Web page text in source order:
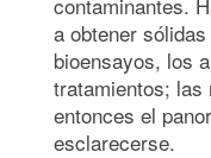
a obtener
bioensayos, los
tratamientos; las
entonces el
esclarecerse.